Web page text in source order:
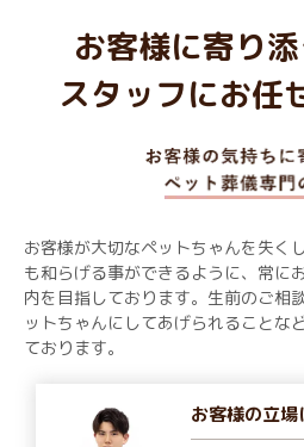
お客様に寄り
スタッフにお任
お客様が大切なペットちゃんを失く
も和らげる事ができるように、常に
内を目指しております。生前のご相
ットちゃんにしてあげられることな
ております。
お客様の立場